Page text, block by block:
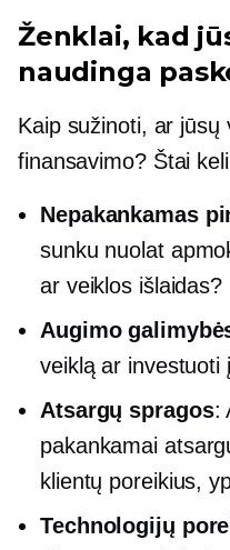
Ženklai, kad
naudinga
Kaip sužinoti, ar jūsų
finansavimo? Štai
Nepakankamas
sunku nuolat
ar veiklos išlaidas?
Augimo
veiklą ar investuoti
Atsargų spragos:
pakankamai
klientų poreikius,
Technologijų